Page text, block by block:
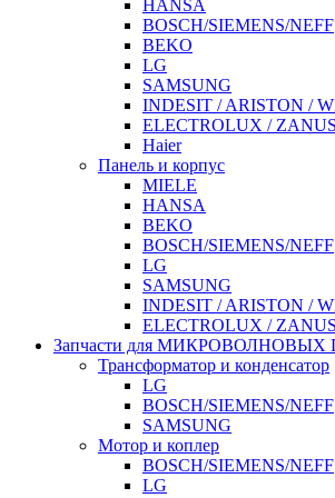
HANSA
BOSCH/SIEMENS/NEFF
BEKO
LG
SAMSUNG
INDESIT / ARISTON /
ELECTROLUX /
Haier
Панель и корпус
MIELE
HANSA
BEKO
BOSCH/SIEMENS/NEFF
LG
SAMSUNG
INDESIT / ARISTON /
ELECTROLUX /
Запчасти для МИКРОВОЛНОВЫХ
Трансформатор и конденсатор
LG
BOSCH/SIEMENS/NEFF
SAMSUNG
Мотор и коплер
BOSCH/SIEMENS/NEFF
LG